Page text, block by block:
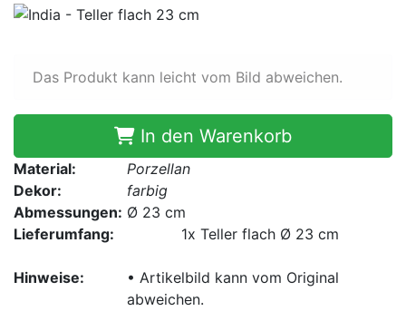
Das Produkt kann leicht vom Bild abweichen.
In den Warenkorb
Material:
Porzellan
Dekor:
farbig
Abmessungen: Ø 23 cm
Lieferumfang:
1x Teller flach Ø 23 cm
Hinweise:
• Artikelbild kann vom Original
abweichen.